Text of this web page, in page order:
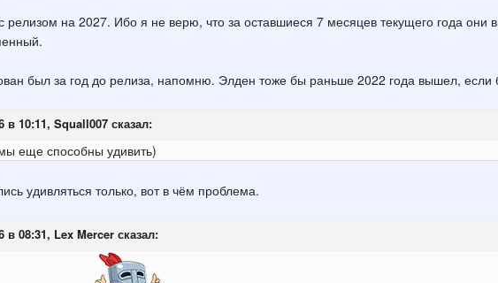
на 2027. Ибо я не верю, что за оставшиеся 7 месяцев текущего года они
был за год до релиза, напомню. Элден тоже бы раньше 2022 года вышел, если
в 10:11, Squall007сказал:
еще способны удивить)
удивляться только, вот в чём проблема.
в 08:31, Lex Mercerсказал: